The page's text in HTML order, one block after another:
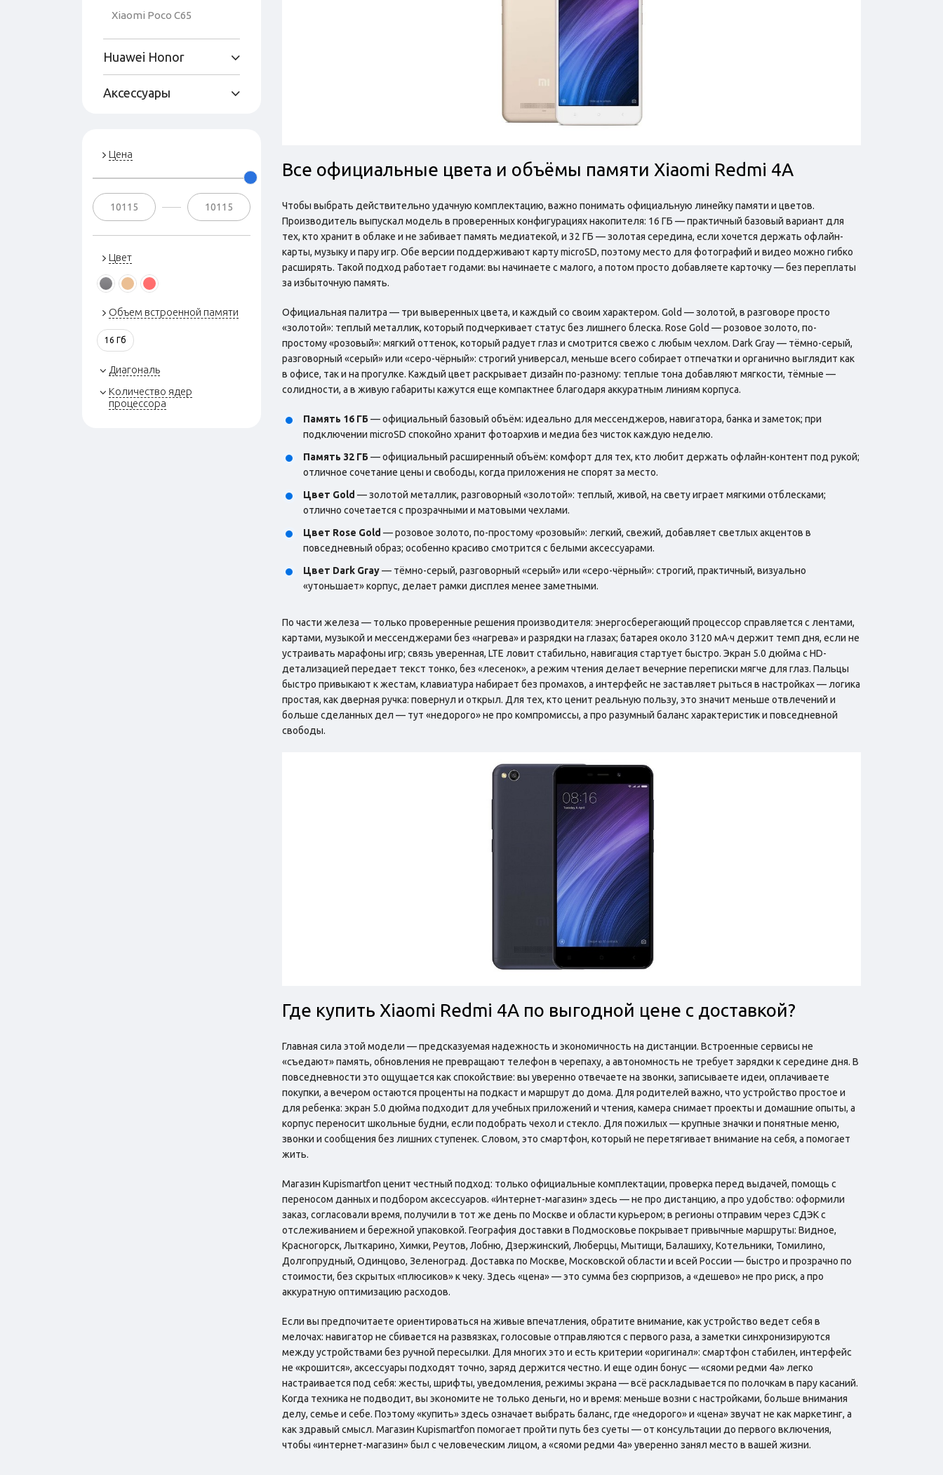
Xiaomi Poco C65
Huawei Honor
Аксессуары
Цена
Цвет
Объем встроенной памяти
16 Гб
Диагональ
Количество ядер
процессора
Все официальные цвета и объёмы памяти Xiaomi Redmi 4A
Чтобы выбрать действительно удачную комплектацию, важно понимать официальную линейку памяти и цветов.
Производитель выпускал модель в проверенных конфигурациях накопителя: 16 ГБ — практичный базовый вариант для
тех, кто хранит в облаке и не забивает память медиатекой, и 32 ГБ — золотая середина, если хочется держать офлайн-
карты, музыку и пару игр. Обе версии поддерживают карту microSD, поэтому место для фотографий и видео можно гибко
расширять. Такой подход работает годами: вы начинаете с малого, а потом просто добавляете карточку — без переплаты
за избыточную память.
Официальная палитра — три выверенных цвета, и каждый со своим характером. Gold — золотой, в разговоре просто
«золотой»: теплый металлик, который подчеркивает статус без лишнего блеска. Rose Gold — розовое золото, по-
простому «розовый»: мягкий оттенок, который радует глаз и смотрится свежо с любым чехлом. Dark Gray — тёмно-серый,
разговорный «серый» или «серо-чёрный»: строгий универсал, меньше всего собирает отпечатки и органично выглядит как
в офисе, так и на прогулке. Каждый цвет раскрывает дизайн по-разному: теплые тона добавляют мягкости, тёмные —
солидности, а в живую габариты кажутся еще компактнее благодаря аккуратным линиям корпуса.
Память 16 ГБ — официальный базовый объём: идеально для мессенджеров, навигатора, банка и заметок; при
подключении microSD спокойно хранит фотоархив и медиа без чисток каждую неделю.
Память 32 ГБ — официальный расширенный объём: комфорт для тех, кто любит держать офлайн-контент под рукой;
отличное сочетание цены и свободы, когда приложения не спорят за место.
Цвет Gold — золотой металлик, разговорный «золотой»: теплый, живой, на свету играет мягкими отблесками;
отлично сочетается с прозрачными и матовыми чехлами.
Цвет Rose Gold — розовое золото, по-простому «розовый»: легкий, свежий, добавляет светлых акцентов в
повседневный образ; особенно красиво смотрится с белыми аксессуарами.
Цвет Dark Gray— тёмно-серый, разговорный «серый» или «серо-чёрный»: строгий, практичный, визуально
«утоньшает» корпус, делает рамки дисплея менее заметными.
По части железа — только проверенные решения производителя: энергосберегающий процессор справляется с лентами,
картами, музыкой и мессенджерами без «нагрева» и разрядки на глазах; батарея около 3120 мА·ч держит темп дня, если не
устраивать марафоны игр; связь уверенная, LTE ловит стабильно, навигация стартует быстро. Экран 5.0 дюйма с HD-
детализацией передает текст тонко, без «лесенок», а режим чтения делает вечерние переписки мягче для глаз. Пальцы
быстро привыкают к жестам, клавиатура набирает без промахов, а интерфейс не заставляет рыться в настройках — логика
простая, как дверная ручка: повернул и открыл. Для тех, кто ценит реальную пользу, это значит меньше отвлечений и
больше сделанных дел — тут «недорого» не про компромиссы, а про разумный баланс характеристик и повседневной
свободы.
Где купить Xiaomi Redmi 4A по выгодной цене с доставкой?
Главная сила этой модели — предсказуемая надежность и экономичность на дистанции. Встроенные сервисы не
«съедают» память, обновления не превращают телефон в черепаху, а автономность не требует зарядки к середине дня. В
повседневности это ощущается как спокойствие: вы уверенно отвечаете на звонки, записываете идеи, оплачиваете
покупки, а вечером остаются проценты на подкаст и маршрут до дома. Для родителей важно, что устройство простое и
для ребенка: экран 5.0 дюйма подходит для учебных приложений и чтения, камера снимает проекты и домашние опыты, а
корпус переносит школьные будни, если подобрать чехол и стекло. Для пожилых — крупные значки и понятные меню,
звонки и сообщения без лишних ступенек. Словом, это смартфон, который не перетягивает внимание на себя, а помогает
жить.
Магазин Kupismartfon ценит честный подход: только официальные комплектации, проверка перед выдачей, помощь с
переносом данных и подбором аксессуаров. «Интернет-магазин» здесь — не про дистанцию, а про удобство: оформили
заказ, согласовали время, получили в тот же день по Москве и области курьером; в регионы отправим через СДЭК с
отслеживанием и бережной упаковкой. География доставки в Подмосковье покрывает привычные маршруты: Видное,
Красногорск, Лыткарино, Химки, Реутов, Лобню, Дзержинский, Люберцы, Мытищи, Балашиху, Котельники, Томилино,
Долгопрудный, Одинцово, Зеленоград. Доставка по Москве, Московской области и всей России — быстро и прозрачно по
стоимости, без скрытых «плюсиков» к чеку. Здесь «цена» — это сумма без сюрпризов, а «дешево» не про риск, а про
аккуратную оптимизацию расходов.
Если вы предпочитаете ориентироваться на живые впечатления, обратите внимание, как устройство ведет себя в
мелочах: навигатор не сбивается на развязках, голосовые отправляются с первого раза, а заметки синхронизируются
между устройствами без ручной пересылки. Для многих это и есть критерии «оригинал»: смартфон стабилен, интерфейс
не «крошится», аксессуары подходят точно, заряд держится честно. И еще один бонус — «сяоми редми 4a» легко
настраивается под себя: жесты, шрифты, уведомления, режимы экрана — всё раскладывается по полочкам в пару касаний.
Когда техника не подводит, вы экономите не только деньги, но и время: меньше возни с настройками, больше внимания
делу, семье и себе. Поэтому «купить» здесь означает выбрать баланс, где «недорого» и «цена» звучат не как маркетинг, а
как здравый смысл. Магазин Kupismartfon помогает пройти путь без суеты — от консультации до первого включения,
чтобы «интернет-магазин» был с человеческим лицом, а «сяоми редми 4a» уверенно занял место в вашей жизни.